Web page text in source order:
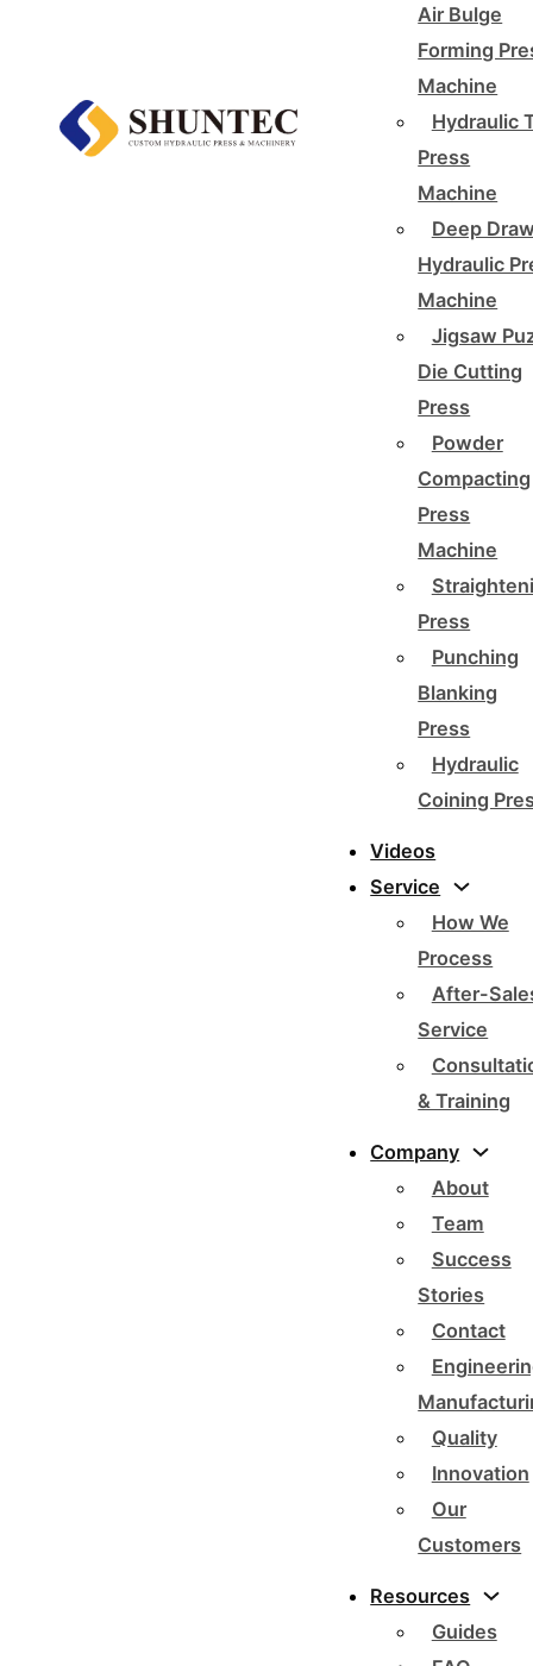
Air Bulge
Forming
Machine
Hydraulic
Press
Machine
Deep
Hydraulic
Machine
Jigsaw
Die Cutting
Press
Powder
Compacting
Press
Machine
Press
Punching
Blanking
Press
Hydraulic
Coining
Videos
Service
How We
Process
After-
Service
& Training
Company
About
Team
Success
Stories
Contact
Quality
Innovation
Our
Customers
Resources
Guides